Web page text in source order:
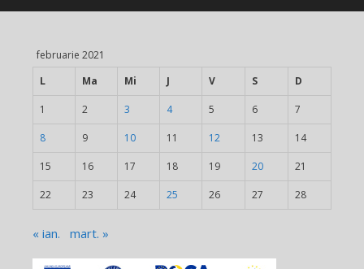
februarie 2021
L
Ma Mi J V S D
1 2 3 4 5 6 7
8 9 10 11 12 13 14
15 16 17 18 19 20 21
22 23 24 25 26 27 28
« ian. mart. »